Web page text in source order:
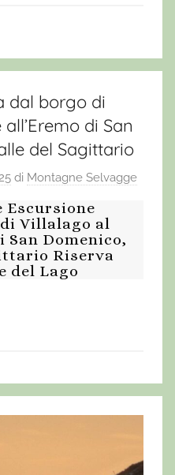
dal borgo di
di San
del Sagittario
di Montagne Selvagge
Escursione
Villalago al
San Domenico,
Riserva
del Lago